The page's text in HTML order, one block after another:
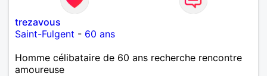
ravi….A très bientôt je l’espère.
trezavous
Saint-Fulgent - 60 ans
Homme célibataire de 60 ans recherche rencontre
amoureuse